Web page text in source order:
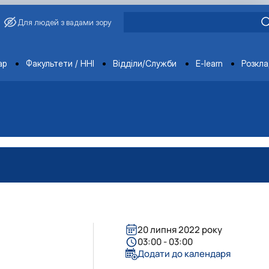
Для людей з вадами зору
Факультети / ННІ Відділи/Служби E-learn
центру "Ветмедсервіс"
20 липня 2022 року
03:00 - 03:00
Додати до календаря